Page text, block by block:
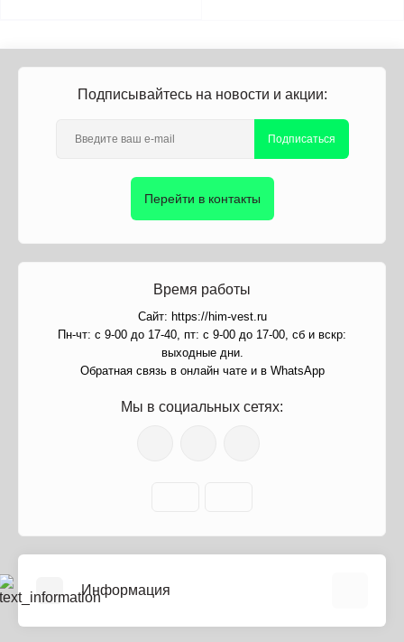
Подписывайтесь на новости и акции:
Подписаться
Перейти в контакты
Время работы
Сайт: https://him-vest.ru
Пн-чт: с 9-00 до 17-40, пт: с 9-00 до 17-00, сб и вскр:
выходные дни.
Обратная связь в онлайн чате и в WhatsApp
Мы в социальных сетях:
Информация